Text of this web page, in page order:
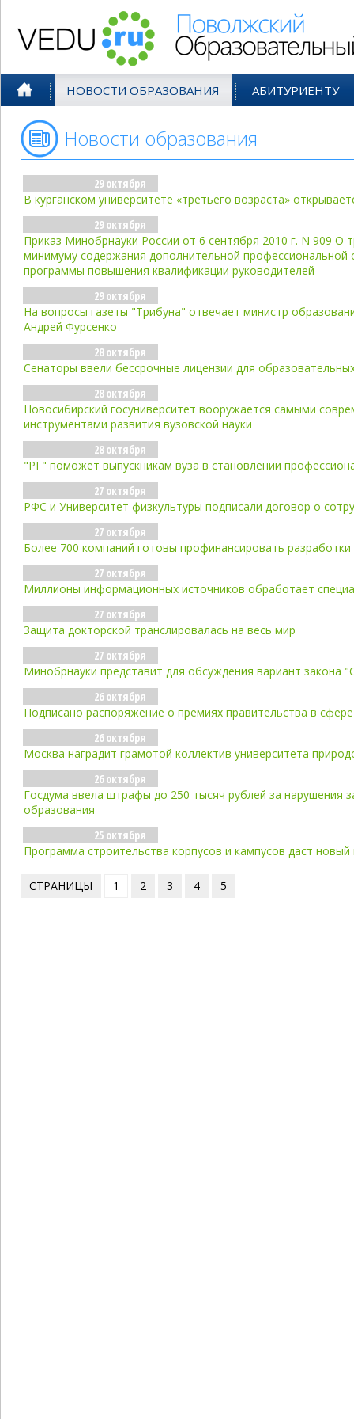
НОВОСТИ ОБРАЗОВАНИЯ АБИТУРИЕНТУ
Новости образования
29 октября
В курганском университете «третьего возраста»
29 октября
Приказ Минобрнауки России от 6 сентября 2010 г. N 909 О
минимуму содержания дополнительной профессиональной
программы повышения квалификации руководителей
29 октября
На вопросы газеты "Трибуна" отвечает министр
Андрей Фурсенко
28 октября
Сенаторы ввели бессрочные лицензии для
28 октября
Новосибирский госуниверситет вооружается самыми
инструментами развития вузовской науки
28 октября
"РГ" поможет выпускникам вуза в становлении
27 октября
РФС и Университет физкультуры подписали договор о
27 октября
Более 700 компаний готовы профинансировать разработки
27 октября
Миллионы информационных источников обработает
27 октября
Защита докторской транслировалась на весь мир
27 октября
Минобрнауки представит для обсуждения вариант закона
26 октября
Подписано распоряжение о премиях правительства в
26 октября
Москва наградит грамотой коллектив университета
26 октября
Госдума ввела штрафы до 250 тысяч рублей за нарушения
образования
25 октября
Программа строительства корпусов и кампусов даст
СТРАНИЦЫ 1 2 3 4 5